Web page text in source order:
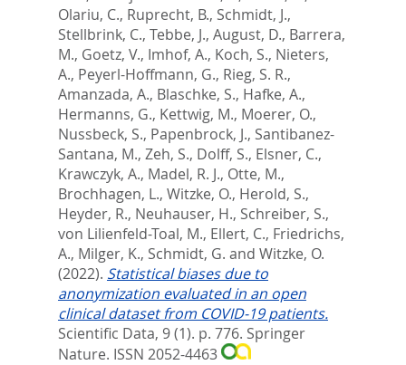
Olariu, C., Ruprecht, B., Schmidt, J.,
Stellbrink, C., Tebbe, J., August, D., Barrera,
M., Goetz, V., Imhof, A., Koch, S., Nieters,
A., Peyerl-Hoffmann, G., Rieg, S. R.,
Amanzada, A., Blaschke, S., Hafke, A.,
Hermanns, G., Kettwig, M., Moerer, O.,
Nussbeck, S., Papenbrock, J., Santibanez-
Santana, M., Zeh, S., Dolff, S., Elsner, C.,
Krawczyk, A., Madel, R. J., Otte, M.,
Brochhagen, L., Witzke, O., Herold, S.,
Heyder, R., Neuhauser, H., Schreiber, S.,
von Lilienfeld-Toal, M., Ellert, C., Friedrichs,
A., Milger, K., Schmidt, G. and Witzke, O.
(2022). Statistical biases due to
anonymization evaluated in an open
clinical dataset from COVID-19 patients.
Scientific Data, 9 (1). p. 776. Springer
Nature. ISSN 2052-4463